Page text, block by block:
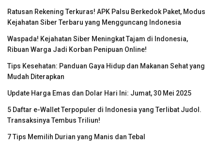
Ratusan Rekening Terkuras! APK Palsu Berkedok Paket, Modus
Kejahatan Siber Terbaru yang Mengguncang Indonesia
Waspada! Kejahatan Siber Meningkat Tajam di Indonesia,
Ribuan Warga Jadi Korban Penipuan Online!
Tips Kesehatan: Panduan Gaya Hidup dan Makanan Sehat yang
Mudah Diterapkan
Update Harga Emas dan Dolar Hari Ini: Jumat, 30 Mei 2025
5 Daftar e-Wallet Terpopuler di Indonesia yang Terlibat Judol.
Transaksinya Tembus Triliun!
7 Tips Memilih Durian yang Manis dan Tebal